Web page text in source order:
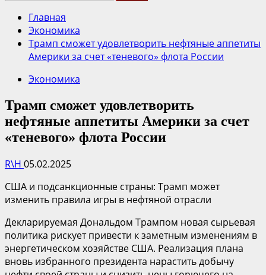
Главная
Экономика
Трамп сможет удовлетворить нефтяные аппетиты
Америки за счет «теневого» флота России
Экономика
Трамп сможет удовлетворить
нефтяные аппетиты Америки за счет
«теневого» флота России
R\H 05.02.2025
США и подсанкционные страны: Трамп может
изменить правила игры в нефтяной отрасли
Декларируемая Дональдом Трампом новая сырьевая
политика рискует привести к заметным изменениям в
энергетическом хозяйстве США. Реализация плана
вновь избранного президента нарастить добычу